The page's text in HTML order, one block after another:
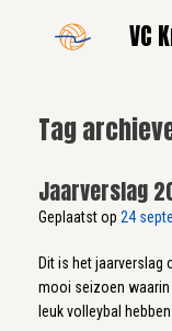
VC
Tag
Jaarverslag
Geplaatst op 24
Dit is het jaarverslag
mooi seizoen waarin
leuk volleybal